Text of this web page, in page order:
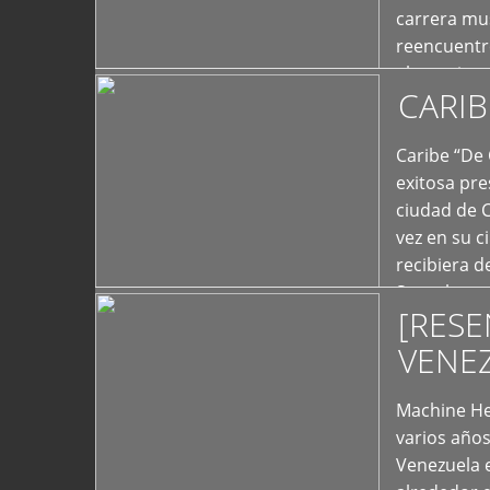
carrera
el exterior
Caribe
exitosa
ciudad de
vez en su
recibiera
Store los
Machine
varios
Venezuela